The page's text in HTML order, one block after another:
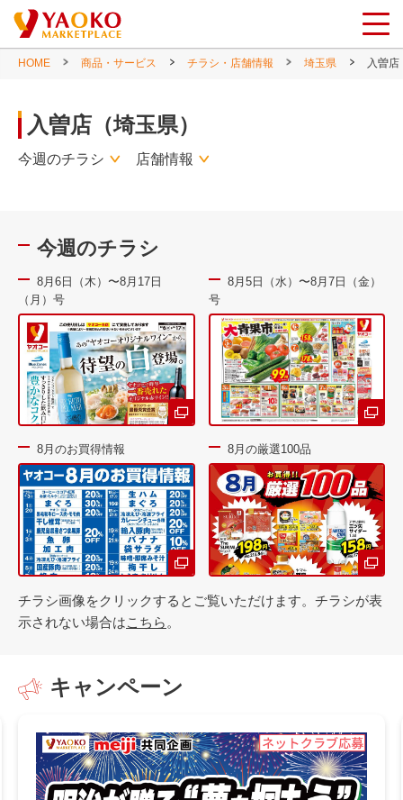
HOME 商品・サービス チラシ・店舗情報 埼玉県 入曽店
入曽店（埼玉県）
今週のチラシ 店舗情報
今週のチラシ
8月6日（木）〜8月17日
（月）号
8月5日（水）〜8月7日（金）
号
8月のお買得情報 8月の厳選100品
チラシ画像をクリックするとご覧いただけます。チラシが表
示されない場合はこちら 。
キャンペーン